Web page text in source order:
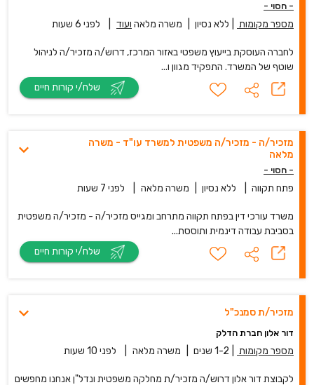
- חסוי -
מספר מקומות ללא נסיון משרה מלאה ועוד לפני 6 שעות
לחברה העוסקת בייעוץ משפטי באזור המרכז, דרוש/ה מזכיר/ה לניהול
שוטף של המשרד. התפקיד מגוון ו...
מזכיר/ה - מזכיר/ה משפטית למשרד עו"ד - משרה
מלאה
- חסוי -
פתח תקווה ללא נסיון משרה מלאה לפני 7 שעות
משרד עורכי דין בפתח תקווה מתרחב ומגייס מזכיר/ה - מזכיר/ה משפטית
בסביבת עבודה דינמית ותוססת...
מזכיר/ת סמנכ"ל
דור אלון חברת הדלק
מספר מקומות 1-2 שנים משרה מלאה לפני 10 שעות
לקבוצת דור אלון דרוש/ה מזכיר/ת מחלקה משפטית ונדל"ן אנחנו מחפשים